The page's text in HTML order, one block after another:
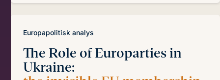
Europapolitisk analys
The Role of Europarties in
Ukraine: